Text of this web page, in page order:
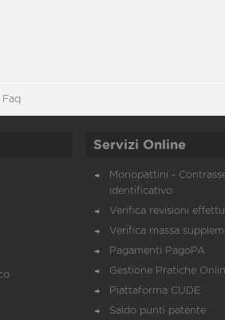
Faq
Servizi Online
Monopattini -
identificativo
Verifica revisioni
Verifica massa
Pagamenti PagoPA
Gestione Pratiche
Piattaforma CUDE
Saldo punti patente